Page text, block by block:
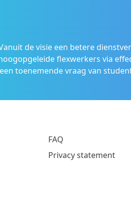
de visie een betere
flexwerkers via
toenemende vraag van
FAQ
Privacy statement